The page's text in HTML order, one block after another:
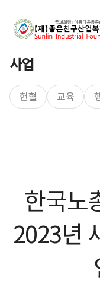
사업
헌혈 교육
한국노
2023년